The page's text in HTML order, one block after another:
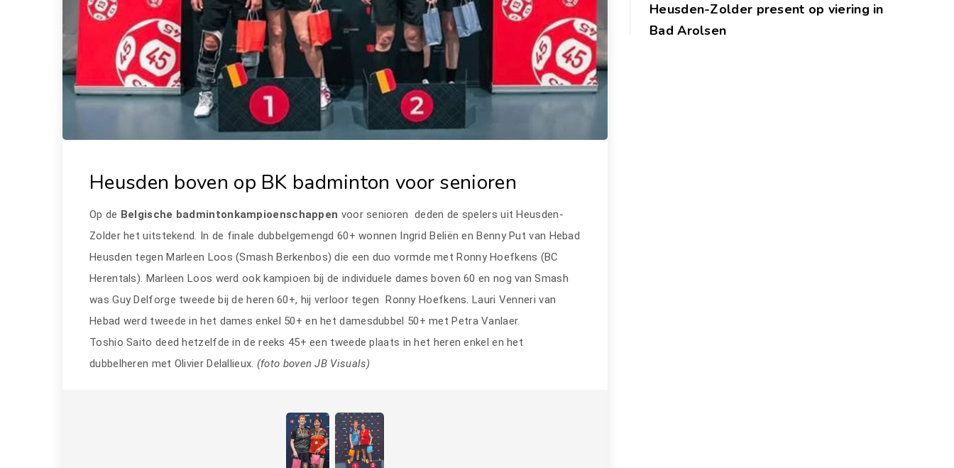
Heusden boven op BK badminton voor senioren
Op de Belgische badmintonkampioenschappen voor senioren deden de spelers uit Heusden-
Zolder het uitstekend. In de finale dubbelgemengd 60+ wonnen Ingrid Beliën en Benny Put van Hebad
Heusden tegen Marleen Loos (Smash Berkenbos) die een duo vormde met Ronny Hoefkens (BC
Herentals). Marleen Loos werd ook kampioen bij de individuele dames boven 60 en nog van Smash
was Guy Delforge tweede bij de heren 60+, hij verloor tegen Ronny Hoefkens. Lauri Venneri van
Hebad werd tweede in het dames enkel 50+ en het damesdubbel 50+ met Petra Vanlaer.
Toshio Saito deed hetzelfde in de reeks 45+ een tweede plaats in het heren enkel en het
dubbelheren met Olivier Delallieux. (foto boven JB Visuals)
Heusden-Zolder present op viering in
Bad Arolsen